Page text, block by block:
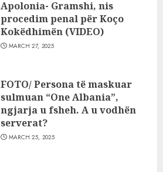
Apolonia- Gramshi, nis
procedim penal për Koço
Kokëdhimën (VIDEO)
MARCH 27, 2025
FOTO/ Persona të maskuar
sulmuan “One Albania”,
ngjarja u fsheh. A u vodhën
serverat?
MARCH 25, 2025